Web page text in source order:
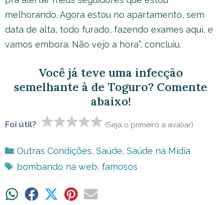
melhorando. Agora estou no apartamento, sem
data de alta, todo furado, fazendo exames aqui, e
vamos embora. Não vejo a hora”, concluiu.
Você já teve uma infecção
semelhante à de Toguro? Comente
abaixo!
Foi útil? (Seja o primeiro a avaliar)
Categorias
Outras Condições, Saúde, Saúde na Mídia
Tags
bombando na web, famosos
ShareShare ShareShareShare